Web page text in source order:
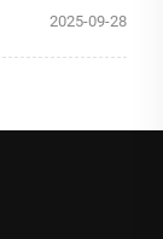
2025-09-28